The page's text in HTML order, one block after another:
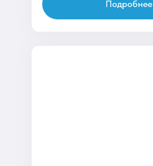
Подробнее